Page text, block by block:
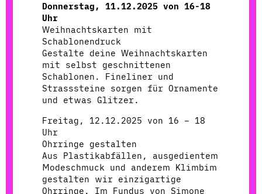
Donnerstag, 11.12.2025 von 16-18
Uhr
Weihnachtskarten mit
Schablonendruck
Gestalte deine Weihnachtskarten
mit selbst geschnittenen
Schablonen. Fineliner und
Strasssteine sorgen für Ornamente
und etwas Glitzer.
Freitag, 12.12.2025 von 16 – 18
Uhr
Ohrringe gestalten
Aus Plastikabfällen, ausgedientem
Modeschmuck und anderem Klimbim
gestalten wir einzigartige
Ohrringe. Im Fundus von Simone